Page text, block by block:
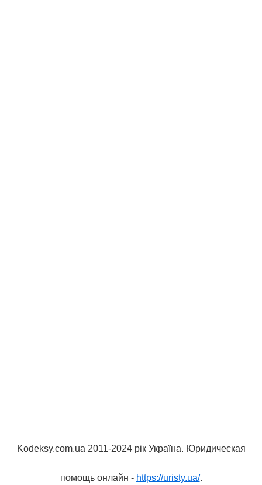
Kodeksy.com.ua 2011-2024 рік Україна. Юридическая
помощь онлайн - https://uristy.ua/.